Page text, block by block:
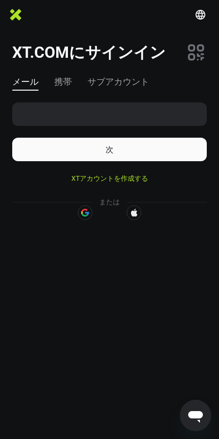
XT.COMにサインイン
メール 携帯 サブアカウント
次
XTアカウントを作成する
または